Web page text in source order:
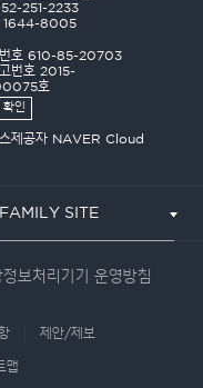
251-2233
1644-8005
번호 610-85-20703
번호 2015-
호
확인
스제공자 NAVER Cloud
FAMILY SITE
정보처리기기 운영방침
제안/제보
맵